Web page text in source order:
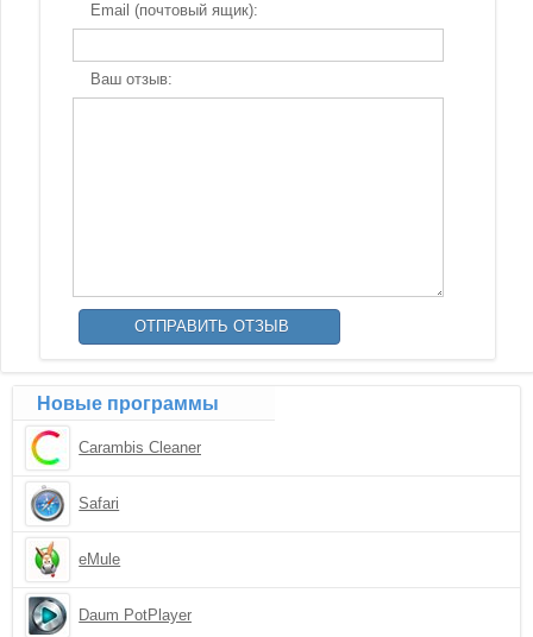
Email (почтовый ящик):
Ваш отзыв:
Новые программы
Carambis Cleaner
Safari
eMule
Daum PotPlayer